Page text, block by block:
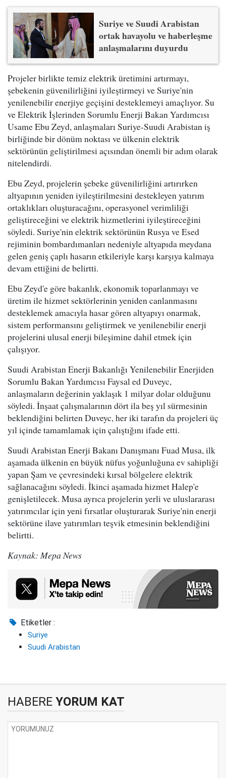
Suriye ve Suudi Arabistan
ortak havayolu ve haberleşme
anlaşmalarını duyurdu
Projeler birlikte temiz elektrik üretimini artırmayı,
şebekenin güvenilirliğini iyileştirmeyi ve Suriye'nin
yenilenebilir enerjiye geçişini desteklemeyi amaçlıyor. Su
ve Elektrik İşlerinden Sorumlu Enerji Bakan Yardımcısı
Usame Ebu Zeyd, anlaşmaları Suriye-Suudi Arabistan iş
birliğinde bir dönüm noktası ve ülkenin elektrik
sektörünün geliştirilmesi açısından önemli bir adım olarak
nitelendirdi.
Ebu Zeyd, projelerin şebeke güvenilirliğini artırırken
altyapının yeniden iyileştirilmesini destekleyen yatırım
ortaklıkları oluşturacağını, operasyonel verimliliği
geliştireceğini ve elektrik hizmetlerini iyileştireceğini
söyledi. Suriye'nin elektrik sektörünün Rusya ve Esed
rejiminin bombardımanları nedeniyle altyapıda meydana
gelen geniş çaplı hasarın etkileriyle karşı karşıya kalmaya
devam ettiğini de belirtti.
Ebu Zeyd'e göre bakanlık, ekonomik toparlanmayı ve
üretim ile hizmet sektörlerinin yeniden canlanmasını
desteklemek amacıyla hasar gören altyapıyı onarmak,
sistem performansını geliştirmek ve yenilenebilir enerji
projelerini ulusal enerji bileşimine dahil etmek için
çalışıyor.
Suudi Arabistan Enerji Bakanlığı Yenilenebilir Enerjiden
Sorumlu Bakan Yardımcısı Faysal ed Duveyc,
anlaşmaların değerinin yaklaşık 1 milyar dolar olduğunu
söyledi. İnşaat çalışmalarının dört ila beş yıl sürmesinin
beklendiğini belirten Duveyc, her iki tarafın da projeleri üç
yıl içinde tamamlamak için çalıştığını ifade etti.
Suudi Arabistan Enerji Bakanı Danışmanı Fuad Musa, ilk
aşamada ülkenin en büyük nüfus yoğunluğuna ev sahipliği
yapan Şam ve çevresindeki kırsal bölgelere elektrik
sağlanacağını söyledi. İkinci aşamada hizmet Halep'e
genişletilecek. Musa ayrıca projelerin yerli ve uluslararası
yatırımcılar için yeni fırsatlar oluşturarak Suriye'nin enerji
sektörüne ilave yatırımları teşvik etmesinin beklendiğini
belirtti.
Kaynak: Mepa News
Etiketler :
Suriye
Suudi Arabistan
HABERE YORUM KAT